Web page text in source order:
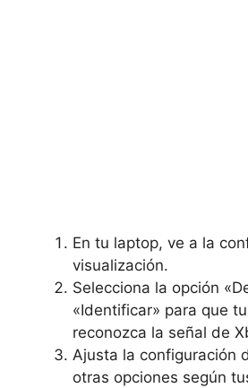
En tu laptop, ve a la
visualización.
Selecciona la opción
«Identificar» para que
reconozca la señal de
Ajusta la configuración
otras opciones según